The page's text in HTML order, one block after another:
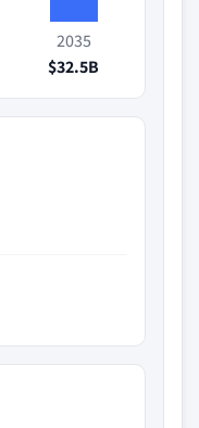
2035
$32.5B